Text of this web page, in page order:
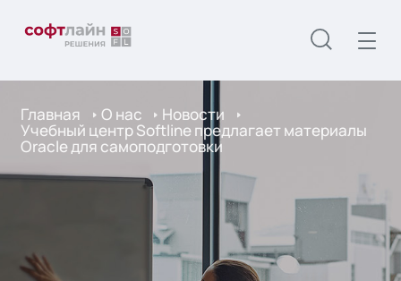
Главная О нас Новости
Учебный центр Softline предлагает материалы
Oracle для самоподготовки